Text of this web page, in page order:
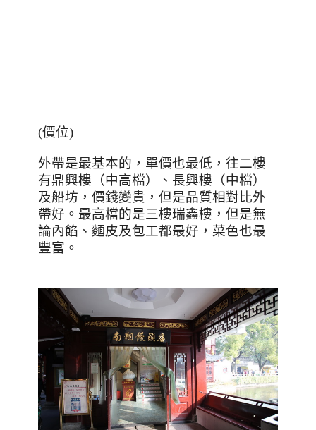
(價位)
外帶是最基本的，單價也最低，往二樓
有鼎興樓（中高檔）、長興樓（中檔）
及船坊，價錢變貴，但是品質相對比外
帶好。最高檔的是三樓瑞鑫樓，但是無
論內餡、麵皮及包工都最好，菜色也最
豐富。